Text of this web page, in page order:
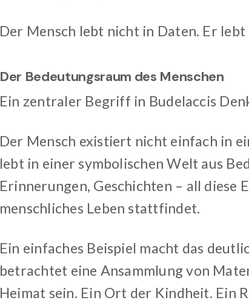
Der Mensch lebt nicht in Daten. Er
Der Bedeutungsraum des Menschen
Ein zentraler Begriff in Budelaccis
Der Mensch existiert nicht einfach in
lebt in einer symbolischen Welt aus
Erinnerungen, Geschichten – all diese
menschliches Leben stattfindet.
Ein einfaches Beispiel macht das
betrachtet eine Ansammlung von
Heimat sein. Ein Ort der Kindheit. Ein